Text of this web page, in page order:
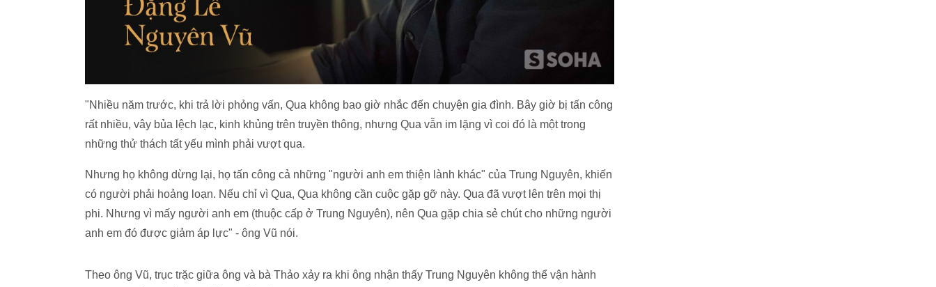
"Nhiều năm trước, khi trả lời phỏng vấn, Qua không bao giờ nhắc đến chuyện gia đình. Bây giờ bị tấn công
rất nhiều, vây bủa lệch lạc, kinh khủng trên truyền thông, nhưng Qua vẫn im lặng vì coi đó là một trong
những thử thách tất yếu mình phải vượt qua.
Nhưng họ không dừng lại, họ tấn công cả những "người anh em thiện lành khác" của Trung Nguyên, khiến
có người phải hoảng loạn. Nếu chỉ vì Qua, Qua không cần cuộc gặp gỡ này. Qua đã vượt lên trên mọi thị
phi. Nhưng vì mấy người anh em (thuộc cấp ở Trung Nguyên), nên Qua gặp chia sẻ chút cho những người
anh em đó được giảm áp lực" - ông Vũ nói.
Theo ông Vũ, trục trặc giữa ông và bà Thảo xảy ra khi ông nhận thấy Trung Nguyên không thể vận hành